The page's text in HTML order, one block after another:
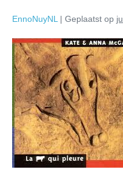
EnnoNuyNL | Geplaatst op